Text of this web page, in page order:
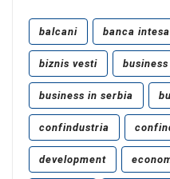
balcani banca intesa
biznis vesti business
business in serbia
confindustria
development